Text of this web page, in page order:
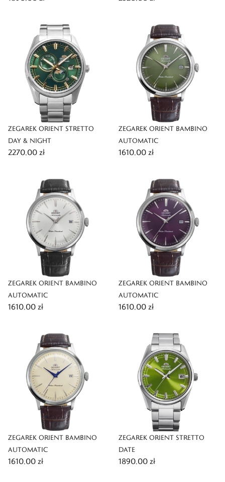
ZEGAREK ORIENT STRETTO
DAY & NIGHT
2270,00 zł
ZEGAREK ORIENT BAMBINO
AUTOMATIC
1610,00 zł
ZEGAREK ORIENT BAMBINO
AUTOMATIC
1610,00 zł
ZEGAREK ORIENT BAMBINO
AUTOMATIC
1610,00 zł
ZEGAREK ORIENT BAMBINO
AUTOMATIC
1610,00 zł
ZEGAREK ORIENT STRETTO
DATE
1890,00 zł